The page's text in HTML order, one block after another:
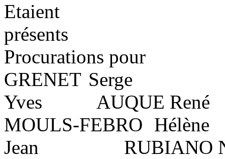
Etaient
présents
Procurations pour
GRENET Serge
Yves
AUQUE René
MOULS-FEBRO Hélène
Jean
RUBIANO